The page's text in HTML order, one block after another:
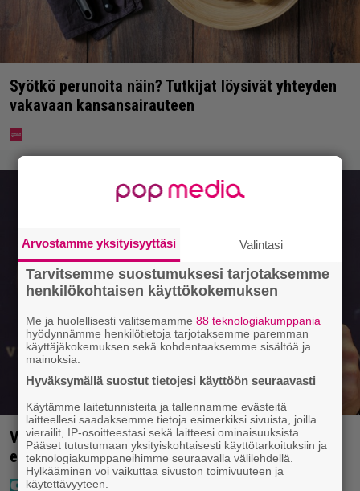
Syötkö perunoita näin? Tutkijat löysivät yhteyden
vakavaan kansansairauteen
Vappu Pimiästä tuli miljoonikko – eikä yksi milli
edes riitä, näin se tapahtui
Arvostamme yksityisyyttäsi Valintasi
Tarvitsemme suostumuksesi tarjotaksemme
henkilökohtaisen käyttökokemuksen
Me ja huolellisesti valitsemamme88 teknologiakumppania
hyödynnämme henkilötietoja tarjotaksemme paremman
käyttäjäkokemuksen sekä kohdentaaksemme sisältöä ja
mainoksia.
Hyväksymällä suostut tietojesi käyttöön seuraavasti
Käytämme laitetunnisteita ja tallennamme evästeitä
laitteellesi saadaksemme tietoja esimerkiksi sivuista, joilla
vierailit, IP-osoitteestasi sekä laitteesi ominaisuuksista.
Pääset tutustumaan yksityiskohtaisesti käyttötarkoituksiin ja
teknologiakumppaneihimme seuraavalla välilehdellä.
Hylkääminen voi vaikuttaa sivuston toimivuuteen ja
käytettävyyteen.